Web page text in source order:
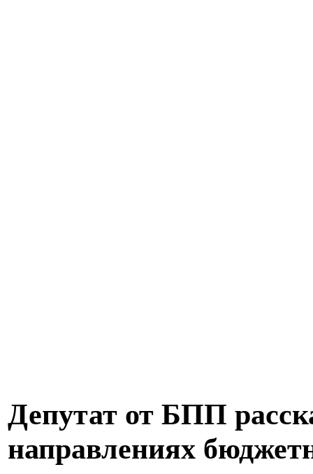
Депутат от БПП
направлениях